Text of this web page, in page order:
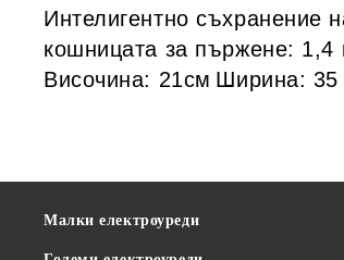
Интелигентно съхранение
кошницата за пържене: 1,4
Височина: 21см Ширина: 35
Малки електроуреди